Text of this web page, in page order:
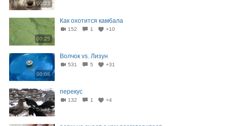
00:23
00:25
Как охотится камбала
152 1 +10
00:08
Волчок vs. Лизун
531 5 +31
00:22
перекус
132 1 +4